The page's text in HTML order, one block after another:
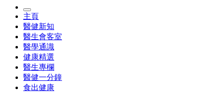
主頁
醫健新知
醫生會客室
醫學通識
健康精選
醫生專欄
醫健一分鐘
食出健康